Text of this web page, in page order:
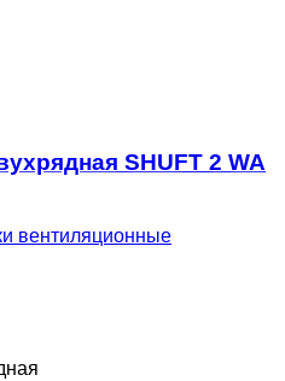
SHUFT 2 WA
вентиляционные